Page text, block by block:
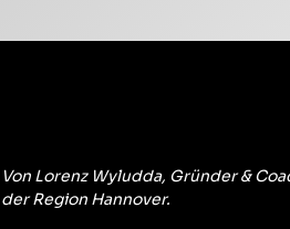
Von Lorenz Wyludda, Gründer &
der Region Hannover.